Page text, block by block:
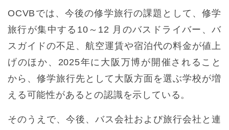
OCVBでは、今後の修学旅行の課題として、修学
旅行が集中する10～12 月のバスドライバー、バ
スガイドの不足、航空運賃や宿泊代の料金が値上
げのほか、2025年に大阪万博が開催されること
から、修学旅行先として大阪方面を選ぶ学校が増
える可能性があるとの認識を示している。
そのうえで、今後、バス会社および旅行会社と連